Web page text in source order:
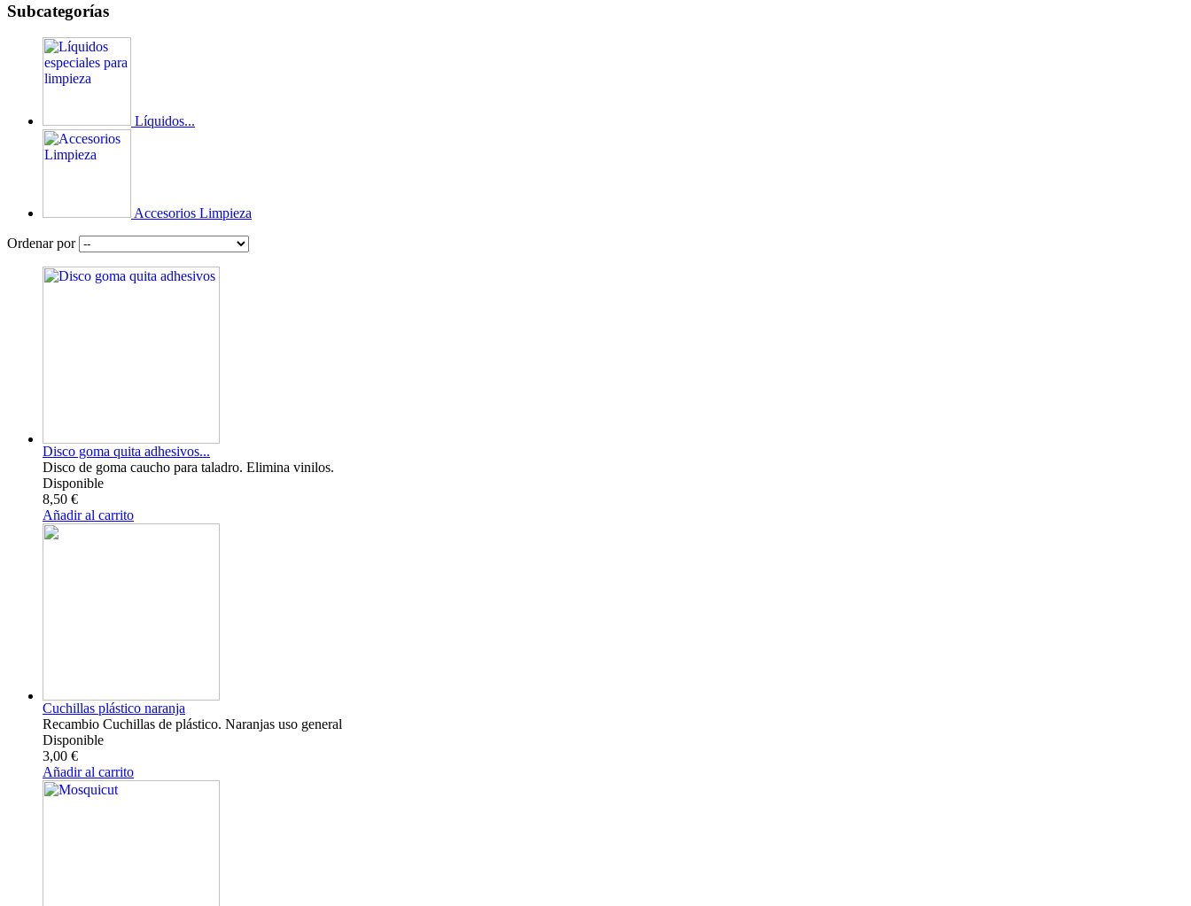
Subcategorías
Líquidos...
Accesorios Limpieza
Ordenar por
Disco goma quita adhesivos...
Disco de goma caucho para taladro. Elimina vinilos.
Disponible
8,50 €
Añadir al carrito
Cuchillas plástico naranja
Recambio Cuchillas de plástico. Naranjas uso general
Disponible
3,00 €
Añadir al carrito